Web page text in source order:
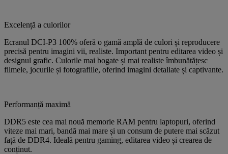
Excelență a culorilor
Ecranul DCI-P3 100% oferă o gamă amplă de culori și reproducere
precisă pentru imagini vii, realiste. Important pentru editarea video și
designul grafic. Culorile mai bogate și mai realiste îmbunătățesc
filmele, jocurile și fotografiile, oferind imagini detaliate și captivante.
Performanță maximă
DDR5 este cea mai nouă memorie RAM pentru laptopuri, oferind
viteze mai mari, bandă mai mare și un consum de putere mai scăzut
față de DDR4. Ideală pentru gaming, editarea video și crearea de
conținut.